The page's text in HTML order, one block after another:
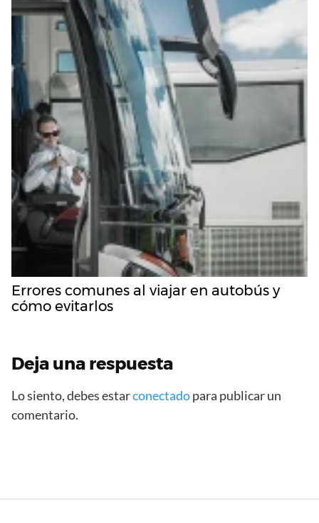
Errores comunes al viajar en autobús y
cómo evitarlos
Deja una respuesta
Lo siento, debes estarconectadopara publicar un
comentario.